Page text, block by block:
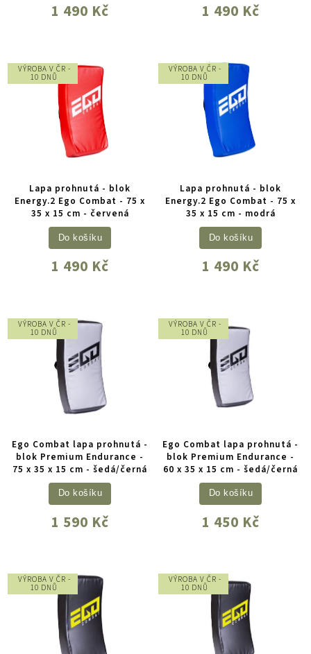
1 490 Kč 1 490 Kč
VÝROBA V ČR -
10 DNŮ
Lapa prohnutá - blok
Energy.2 Ego Combat - 75 x
35 x 15 cm - červená
1 490 Kč
Do košíku
VÝROBA V ČR -
10 DNŮ
Lapa prohnutá - blok
Energy.2 Ego Combat - 75 x
35 x 15 cm - modrá
1 490 Kč
Do košíku
VÝROBA V ČR -
10 DNŮ
Ego Combat lapa prohnutá -
blok Premium Endurance -
75 x 35 x 15 cm - šedá/černá
1 590 Kč
Do košíku
VÝROBA V ČR -
10 DNŮ
Ego Combat lapa prohnutá -
blok Premium Endurance -
60 x 35 x 15 cm - šedá/černá
1 450 Kč
Do košíku
VÝROBA V ČR -
10 DNŮ
VÝROBA V ČR -
10 DNŮ